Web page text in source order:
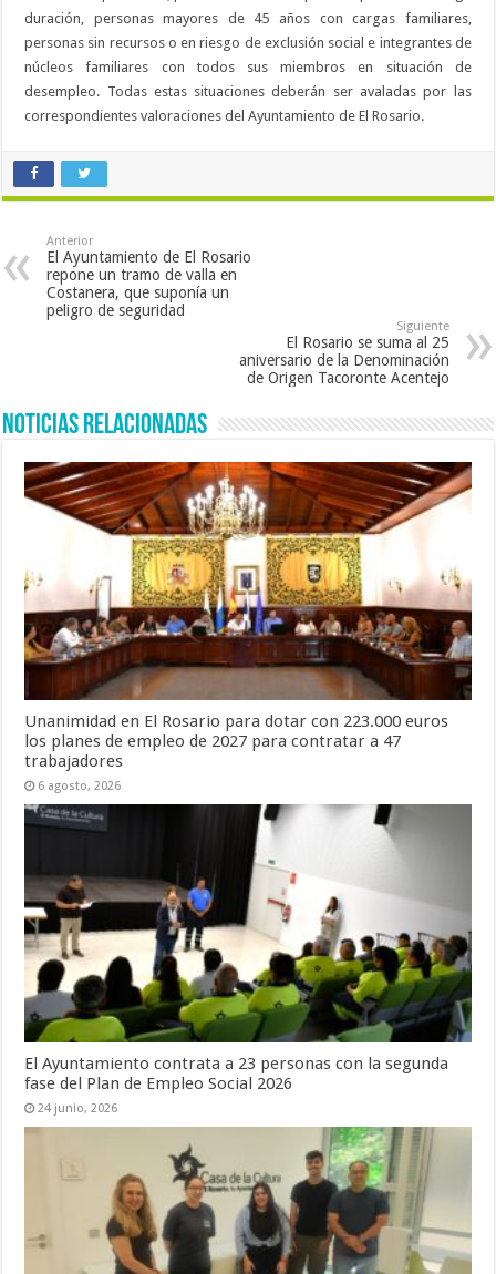
duración, personas mayores de 45 años con cargas familiares,
personas sin recursos o en riesgo de exclusión social e integrantes de
núcleos familiares con todos sus miembros en situación de
desempleo. Todas estas situaciones deberán ser avaladas por las
correspondientes valoraciones del Ayuntamiento de El Rosario.
Anterior
El Ayuntamiento de El Rosario
repone un tramo de valla en
Costanera, que suponía un
peligro de seguridad
Siguiente
El Rosario se suma al 25
aniversario de la Denominación
de Origen Tacoronte Acentejo
Noticias Relacionadas
Unanimidad en El Rosario para dotar con 223.000 euros
los planes de empleo de 2027 para contratar a 47
trabajadores
6 agosto, 2026
El Ayuntamiento contrata a 23 personas con la segunda
fase del Plan de Empleo Social 2026
24 junio, 2026